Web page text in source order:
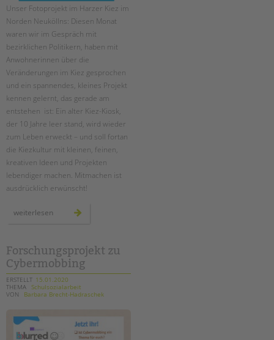
Unser Fotoprojekt im Harzer Kiez im
Norden Neuköllns: Diesen Monat
waren wir im Gespräch mit
bezirklichen Politikern, haben mit
Anwohnerinnen über die
Veränderungen im Kiez gesprochen
und ein spannendes, kleines Projekt
kennen gelernt, das gerade am
entstehen ist: Ein alter Kiez-Kiosk,
der 10 Jahre leer stand, wird wieder
zum Leben erweckt – und soll fortan
die Kiezkultur mit kleinen, feinen,
kreativen Ideen und Projekten
lebendiger machen. Mitmachen ist
ausdrücklich erwünscht!
weiterlesen menschen
Forschungsprojekt zu
Cybermobbing
ERSTELLT 15.01.2020
THEMA Schulsozialarbeit
VON
Barbara Brecht-Hadraschek